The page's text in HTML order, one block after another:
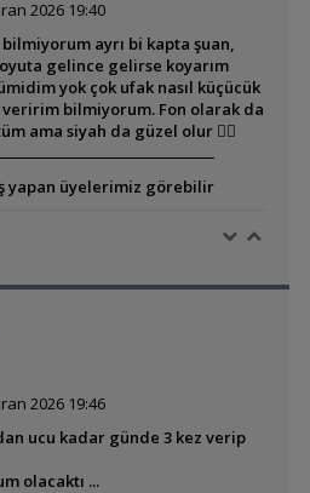
2026 19:40
ayrı bi kapta şuan,
gelince gelirse koyarım
yok çok ufak nasıl küçücük
bilmiyorum. Fon olarak da
ama siyah da güzel olur 👍🏼
yapan üyelerimiz görebilir
2026 19:46
ucu kadar günde 3 kez verip
olacaktı ...